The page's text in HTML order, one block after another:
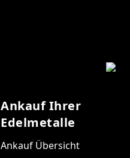
Ankauf Ihrer
Edelmetalle
Ankauf Übersicht